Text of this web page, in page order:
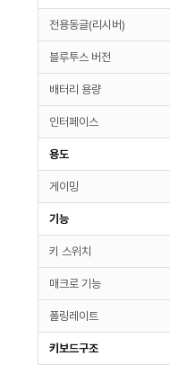
전용동글(리시버)
블루투스 버전
배터리 용량
인터페이스
용도
게이밍
기능
키 스위치
매크로 기능
폴링레이트
키보드구조